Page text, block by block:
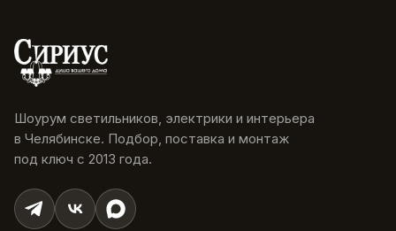
Шоурум светильников, электрики и интерьера
в Челябинске. Подбор, поставка и монтаж
под ключ с 2013 года.